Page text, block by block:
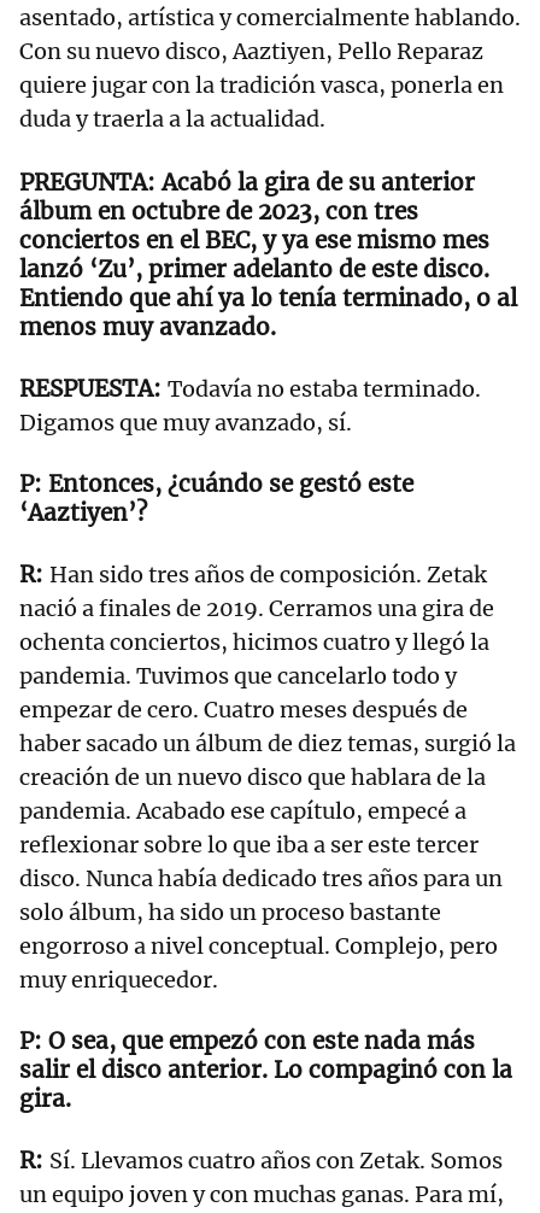
asentado, artística y comercialmente hablando.
Con su nuevo disco, Aaztiyen, Pello Reparaz
quiere jugar con la tradición vasca, ponerla en
duda y traerla a la actualidad.
Acabó la gira de su anterior
álbum en octubre de 2023, con tres
conciertos en el BEC, y ya ese mismo mes
lanzó ‘Zu’, primer adelanto de este disco.
Entiendo que ahí ya lo tenía terminado, o al
menos muy avanzado.
Todavía no estaba terminado.
Digamos que muy avanzado, sí.
Entonces, ¿cuándo se gestó este
‘Aaztiyen’?
Han sido tres años de composición. Zetak
nació a finales de 2019. Cerramos una gira de
ochenta conciertos, hicimos cuatro y llegó la
pandemia. Tuvimos que cancelarlo todo y
empezar de cero. Cuatro meses después de
haber sacado un álbum de diez temas, surgió la
creación de un nuevo disco que hablara de la
pandemia. Acabado ese capítulo, empecé a
reflexionar sobre lo que iba a ser este tercer
disco. Nunca había dedicado tres años para un
solo álbum, ha sido un proceso bastante
engorroso a nivel conceptual. Complejo, pero
muy enriquecedor.
O sea, que empezó con este nada más
salir el disco anterior. Lo compaginó con la
gira.
Sí. Llevamos cuatro años con Zetak. Somos
un equipo joven y con muchas ganas. Para mí,